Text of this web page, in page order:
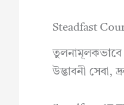
Steadfast
তুলনামূলকভাবে
উদ্ভাবনী সেবা,